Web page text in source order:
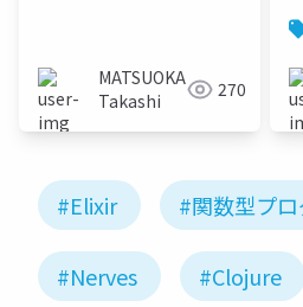
MATSUOKA
Takashi
270
#Elixir #関数型プ
#Nerves #Clojure